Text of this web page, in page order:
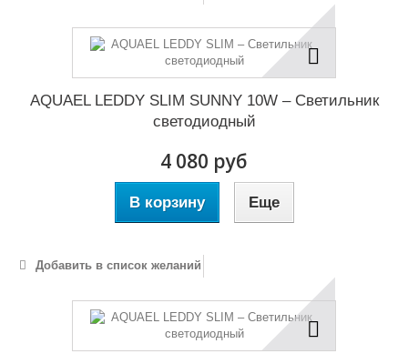
AQUAEL LEDDY SLIM SUNNY 10W – Светильник
светодиодный
4 080 руб
В корзину Еще
Добавить в список желаний